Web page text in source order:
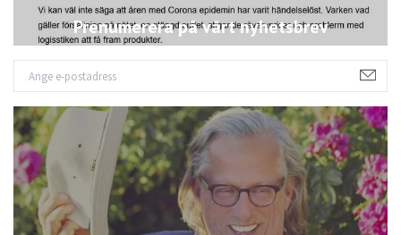
Prenumerera på vårt nyhetsbrev